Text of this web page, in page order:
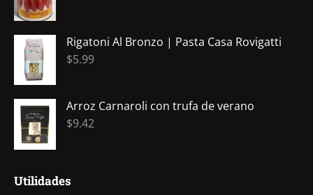
windowwindow
Rigatoni Al Bronzo | Pasta Casa Rovigatti
$5.99
Arroz Carnaroli con trufa de verano
$9.42
Utilidades